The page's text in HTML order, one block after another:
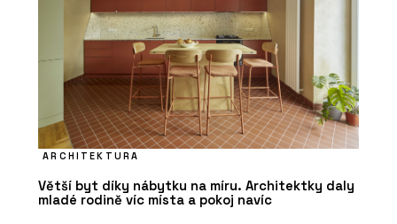
ARCHITEKTURA
Větší byt díky nábytku na míru. Architektky daly
mladé rodině víc místa a pokoj navíc